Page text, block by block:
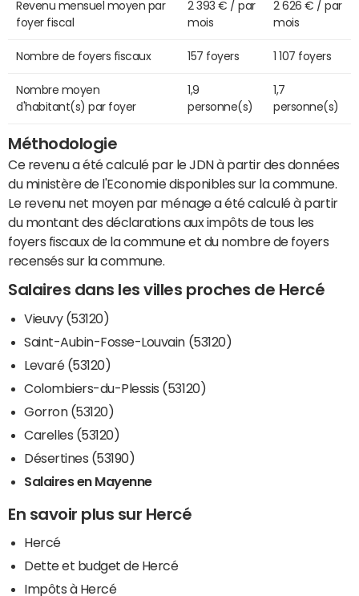
Revenu mensuel moyen par
foyer fiscal
2 393 € / par
mois
2 626 € / par
mois
Nombre de foyers fiscaux 157 foyers 1 107 foyers
Nombre moyen
d'habitant(s) par foyer
1,9
personne(s)
1,7
personne(s)
Méthodologie
Ce revenu a été calculé par le JDN à partir des données
du ministère de l'Economie disponibles sur la commune.
Le revenu net moyen par ménage a été calculé à partir
du montant des déclarations aux impôts de tous les
foyers fiscaux de la commune et du nombre de foyers
recensés sur la commune.
Salaires dans les villes proches de Hercé
Vieuvy (53120)
Saint-Aubin-Fosse-Louvain (53120)
Levaré (53120)
Colombiers-du-Plessis (53120)
Gorron (53120)
Carelles (53120)
Désertines (53190)
Salaires en Mayenne
En savoir plus sur Hercé
Hercé
Dette et budget de Hercé
Impôts à Hercé